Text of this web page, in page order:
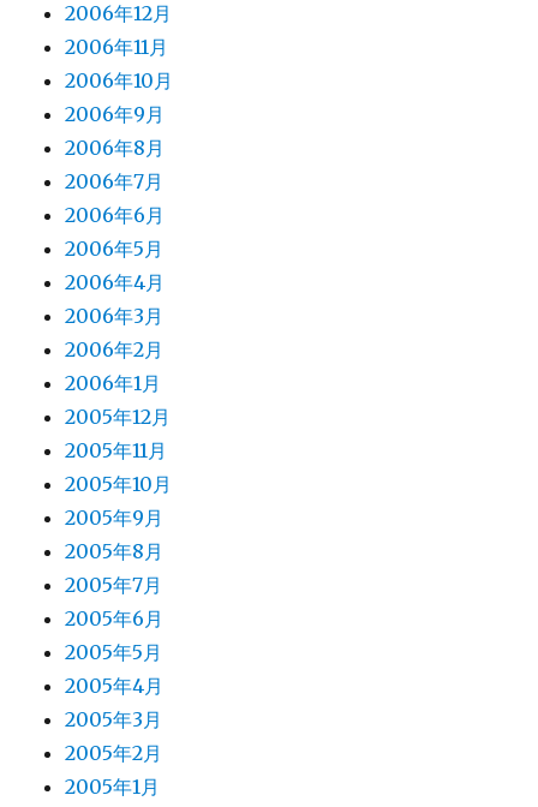
2006年12月
2006年11月
2006年10月
2006年9月
2006年8月
2006年7月
2006年6月
2006年5月
2006年4月
2006年3月
2006年2月
2006年1月
2005年12月
2005年11月
2005年10月
2005年9月
2005年8月
2005年7月
2005年6月
2005年5月
2005年4月
2005年3月
2005年2月
2005年1月